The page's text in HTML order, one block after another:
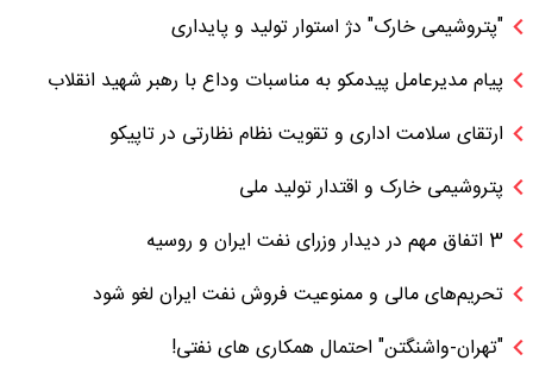
"پتروشیمی خارک" دژ استوار تولید و پایداری
پیام مدیرعامل پیدمکو به مناسبات وداع با رهبر شهید انقلاب
ارتقای سلامت اداری و تقویت نظام نظارتی در تاپیکو
پتروشیمی خارک و اقتدار تولید ملی
3 اتفاق مهم در دیدار وزرای نفت ایران و روسیه
تحریم‌های مالی و ممنوعیت فروش نفت ایران لغو شود
"تهران-واشنگتن" احتمال همکاری های نفتی!